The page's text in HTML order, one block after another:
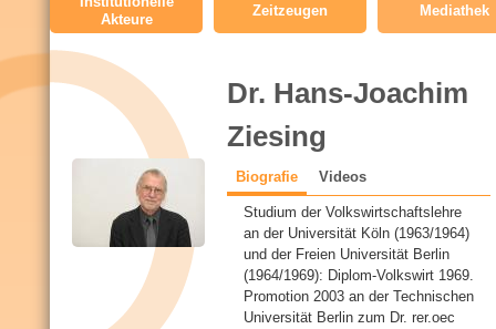
M
e
n
Akteure
Zeitzeugen Mediathek
Dr. Hans-Joachim
Ziesing
C
Biografie(
a
k
t
i
v
e
r
Videos
Studium der Volkswirtschaftslehre
an der Universität Köln (1963/1964)
und der Freien Universität Berlin
(1964/1969): Diplom-Volkswirt 1969.
Promotion 2003 an der Technischen
Universität Berlin zum Dr. rer.oec